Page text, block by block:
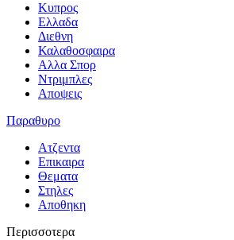
Κυπρος
Ελλαδα
Διεθνη
Καλαθοσφαιρα
Αλλα Σπορ
Ντριμπλες
Αποψεις
Παραθυρο
Ατζεντα
Επικαιρα
Θεματα
Στηλες
Αποθηκη
Περισσοτερα